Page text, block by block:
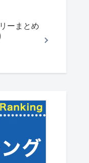
ーまとめ